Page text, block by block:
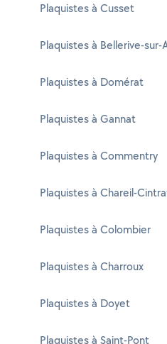
Plaquistes à Cusset
Plaquistes à Bellerive-sur-
Plaquistes à Domérat
Plaquistes à Gannat
Plaquistes à Commentry
Plaquistes à Chareil-
Plaquistes à Colombier
Plaquistes à Charroux
Plaquistes à Doyet
Plaquistes à Saint-Pont